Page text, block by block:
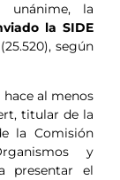
unánime, la
la SIDE
(25.520), según
hace al menos
titular de la
la Comisión
y
presentar el